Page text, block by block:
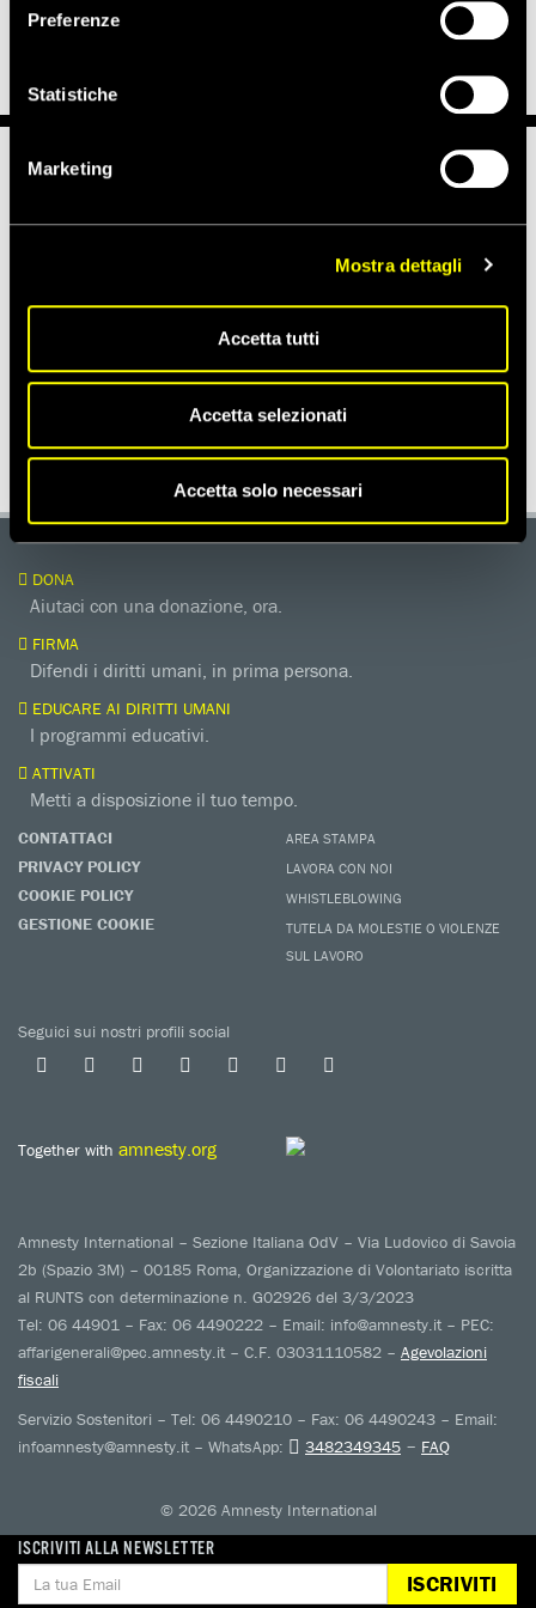
Preferenze
Statistiche
Marketing
Mostra dettagli
Accetta tutti
Accetta selezionati
Accetta solo necessari
di arma da guerra vietato
Notizie correlate per tema
ISCRIVITI ALLA NEWSLETTER
ISCRIVITI
DONA
Aiutaci con una donazione, ora.
FIRMA
Difendi i diritti umani, in prima persona.
EDUCARE AI DIRITTI UMANI
I programmi educativi.
ATTIVATI
Metti a disposizione il tuo tempo.
CONTATTACI
PRIVACY POLICY
COOKIE POLICY
GESTIONE COOKIE
AREA STAMPA
LAVORA CON NOI
WHISTLEBLOWING
TUTELA DA MOLESTIE O VIOLENZE
SUL LAVORO
Seguici sui nostri profili social
Together with amnesty.org
Amnesty International – Sezione Italiana OdV – Via Ludovico di Savoia
2b (Spazio 3M) – 00185 Roma, Organizzazione di Volontariato iscritta
al RUNTS con determinazione n. G02926 del 3/3/2023
Tel: 06 44901 – Fax: 06 4490222 – Email: info@amnesty.it – PEC:
affarigenerali@pec.amnesty.it – C.F. 03031110582 – Agevolazioni
fiscali
Servizio Sostenitori – Tel: 06 4490210 – Fax: 06 4490243 – Email:
infoamnesty@amnesty.it – WhatsApp:
3482349345 – FAQ
© 2026 Amnesty International